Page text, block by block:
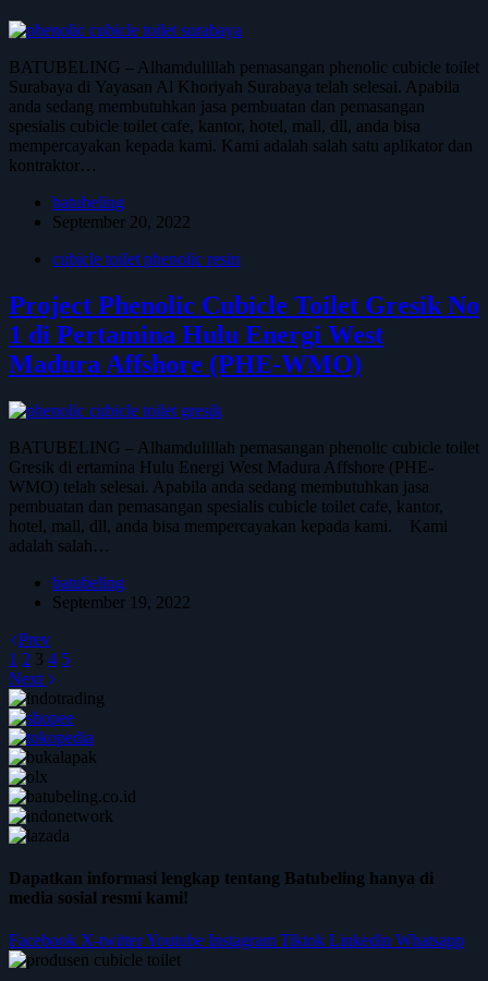
BATUBELING – Alhamdulillah pemasangan phenolic cubicle toilet
Surabaya di Yayasan Al Khoriyah Surabaya telah selesai. Apabila
anda sedang membutuhkan jasa pembuatan dan pemasangan
spesialis cubicle toilet cafe, kantor, hotel, mall, dll, anda bisa
mempercayakan kepada kami. Kami adalah salah satu aplikator dan
kontraktor…
batubeling
September 20, 2022
cubicle toilet phenolic resin
Project Phenolic Cubicle Toilet Gresik No
1 di Pertamina Hulu Energi West
Madura Affshore (PHE-WMO)
BATUBELING – Alhamdulillah pemasangan phenolic cubicle toilet
Gresik di ertamina Hulu Energi West Madura Affshore (PHE-
WMO) telah selesai. Apabila anda sedang membutuhkan jasa
pembuatan dan pemasangan spesialis cubicle toilet cafe, kantor,
hotel, mall, dll, anda bisa mempercayakan kepada kami. Kami
adalah salah…
batubeling
September 19, 2022
Prev
1 2 3 4 5
Next
Dapatkan informasi lengkap tentang Batubeling hanya di
media sosial resmi kami!
Facebook X-twitterYoutube Instagram Tiktok Linkedin Whatsapp